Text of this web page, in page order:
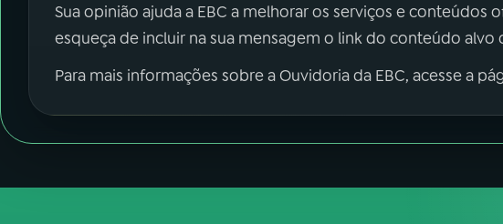
Sua opinião ajuda a EBC a melhorar os serviços e conteúdos
esqueça de incluir na sua mensagem o link do conteúdo alvo
Para mais informações sobre a Ouvidoria da EBC, acesse a